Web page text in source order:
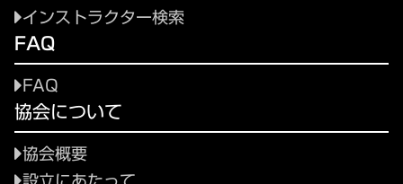
インストラクター検索
FAQ
FAQ
協会について
協会概要